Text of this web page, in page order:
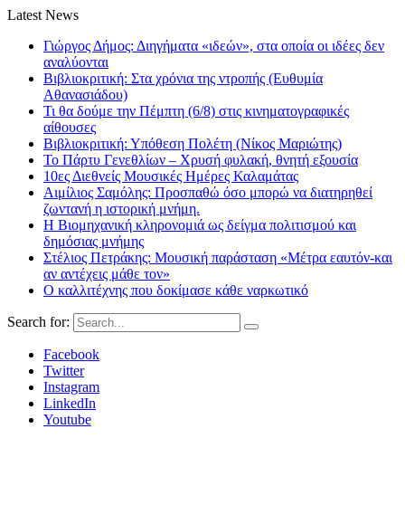
Latest News
Γιώργος Δήμος: Διηγήματα «ιδεών», στα οποία οι ιδέες δεν
αναλύονται
Βιβλιοκριτική: Στα χρόνια της ντροπής (Ευθυμία
Αθανασιάδου)
Τι θα δούμε την Πέμπτη (6/8) στις κινηματογραφικές
αίθουσες
Βιβλιοκριτική: Υπόθεση Πολέτη (Νίκος Μαριώτης)
Το Πάρτυ Γενεθλίων – Χρυσή φυλακή, θνητή εξουσία
10ες Διεθνείς Μουσικές Ημέρες Καλαμάτας
Αιμίλιος Σαμόλης: Προσπαθώ όσο μπορώ να διατηρηθεί
ζωντανή η ιστορική μνήμη.
Η Βιομηχανική κληρονομιά ως δείγμα πολιτισμού και
δημόσιας μνήμης
Στέλιος Πετράκης: Μουσική παράσταση «Μέτρα εαυτόν-και
αν αντέχεις μάθε τον»
Ο καλλιτέχνης που δοκίμασε κάθε ναρκωτικό
Search for:
Facebook
Twitter
Instagram
LinkedIn
Youtube